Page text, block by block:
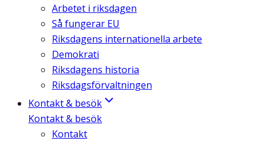
Arbetet i riksdagen
Så fungerar EU
Riksdagens internationella arbete
Demokrati
Riksdagens historia
Riksdagsförvaltningen
Kontakt & besök
Kontakt & besök
Kontakt